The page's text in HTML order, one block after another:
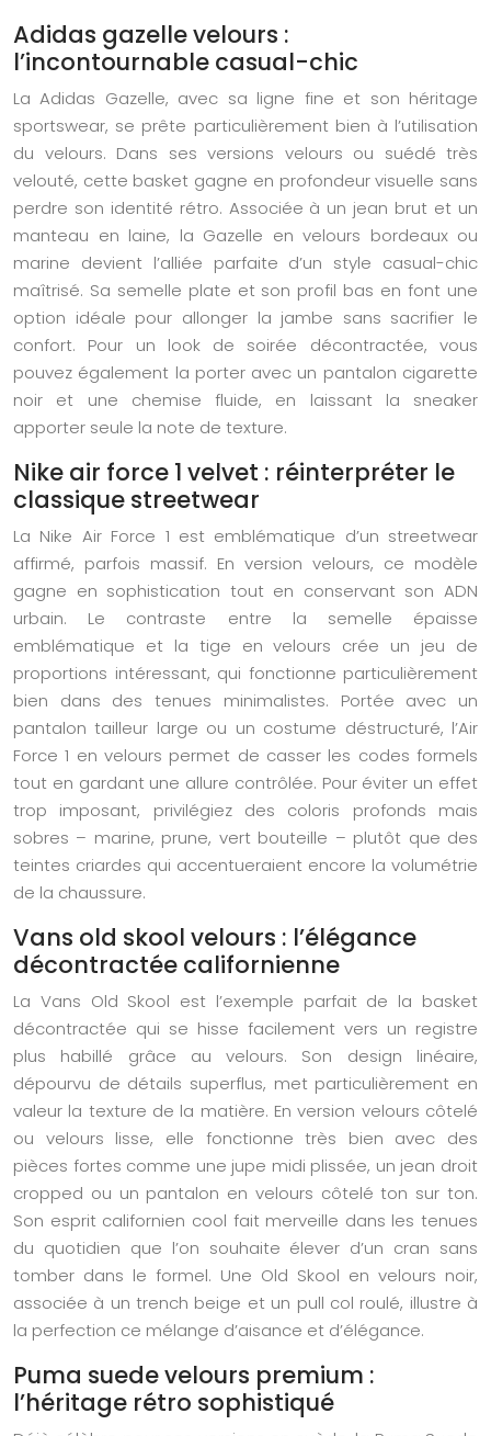
Adidas gazelle velours :
l’incontournable casual-chic
La Adidas Gazelle, avec sa ligne fine et son héritage
sportswear, se prête particulièrement bien à l’utilisation
du velours. Dans ses versions velours ou suédé très
velouté, cette basket gagne en profondeur visuelle sans
perdre son identité rétro. Associée à un jean brut et un
manteau en laine, la Gazelle en velours bordeaux ou
marine devient l’alliée parfaite d’un style casual-chic
maîtrisé. Sa semelle plate et son profil bas en font une
option idéale pour allonger la jambe sans sacrifier le
confort. Pour un look de soirée décontractée, vous
pouvez également la porter avec un pantalon cigarette
noir et une chemise fluide, en laissant la sneaker
apporter seule la note de texture.
Nike air force 1 velvet : réinterpréter le
classique streetwear
La Nike Air Force 1 est emblématique d’un streetwear
affirmé, parfois massif. En version velours, ce modèle
gagne en sophistication tout en conservant son ADN
urbain. Le contraste entre la semelle épaisse
emblématique et la tige en velours crée un jeu de
proportions intéressant, qui fonctionne particulièrement
bien dans des tenues minimalistes. Portée avec un
pantalon tailleur large ou un costume déstructuré, l’Air
Force 1 en velours permet de casser les codes formels
tout en gardant une allure contrôlée. Pour éviter un effet
trop imposant, privilégiez des coloris profonds mais
sobres – marine, prune, vert bouteille – plutôt que des
teintes criardes qui accentueraient encore la volumétrie
de la chaussure.
Vans old skool velours : l’élégance
décontractée californienne
La Vans Old Skool est l’exemple parfait de la basket
décontractée qui se hisse facilement vers un registre
plus habillé grâce au velours. Son design linéaire,
dépourvu de détails superflus, met particulièrement en
valeur la texture de la matière. En version velours côtelé
ou velours lisse, elle fonctionne très bien avec des
pièces fortes comme une jupe midi plissée, un jean droit
cropped ou un pantalon en velours côtelé ton sur ton.
Son esprit californien cool fait merveille dans les tenues
du quotidien que l’on souhaite élever d’un cran sans
tomber dans le formel. Une Old Skool en velours noir,
associée à un trench beige et un pull col roulé, illustre à
la perfection ce mélange d’aisance et d’élégance.
Puma suede velours premium :
l’héritage rétro sophistiqué